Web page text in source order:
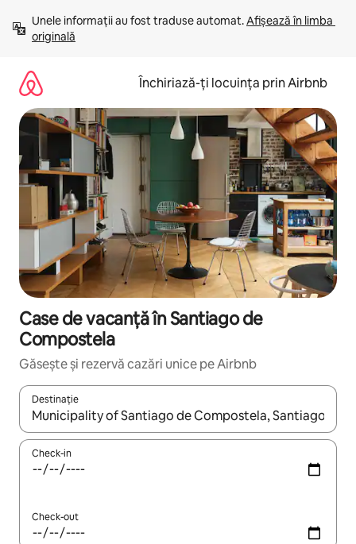
mergi
conținut
Unele informații au fost traduse automat. Afișează în limba
originală
Închiriază-ți locuința prin Airbnb
Case de vacanță în Santiago de
Compostela
Găsește și rezervă cazări unice pe Airbnb
Destinație
Când se încarcă rezultatele, navighează folosind tastele
Check-in
Check-out